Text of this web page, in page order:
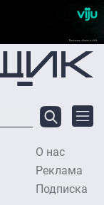
О нас
Реклама
Подписка